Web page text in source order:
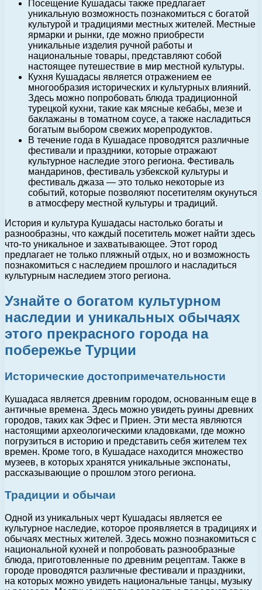
Посещение Кушадасы также предлагает
уникальную возможность познакомиться с богатой
культурой и традициями местных жителей. Местные
ярмарки и рынки, где можно приобрести
уникальные изделия ручной работы и
национальные товары, представляют собой
настоящее путешествие в мир местной культуры.
Кухня Кушадасы является отражением ее
многообразия исторических и культурных влияний.
Здесь можно попробовать блюда традиционной
турецкой кухни, такие как мясные кебабы, мезе и
баклажаны в томатном соусе, а также насладиться
богатым выбором свежих морепродуктов.
В течение года в Кушадасе проводятся различные
фестивали и праздники, которые отражают
культурное наследие этого региона. Фестиваль
мандаринов, фестиваль узбекской культуры и
фестиваль джаза — это только некоторые из
событий, которые позволяют посетителям окунуться
в атмосферу местной культуры и традиций.
История и культура Кушадасы настолько богаты и
разнообразны, что каждый посетитель может найти здесь
что-то уникальное и захватывающее. Этот город
предлагает не только пляжный отдых, но и возможность
познакомиться с наследием прошлого и насладиться
культурным наследием этого региона.
Узнайте о богатом культурном
наследии и уникальных обычаях
этого прекрасного города на
побережье Турции
Исторические достопримечательности
Кушадаса является древним городом, основанным еще в
античные времена. Здесь можно увидеть руины древних
городов, таких как Эфес и Приен. Эти места являются
настоящими археологическими кладовками, где можно
погрузиться в историю и представить себя жителем тех
времен. Кроме того, в Кушадасе находится множество
музеев, в которых хранятся уникальные экспонаты,
рассказывающие о прошлом этого региона.
Традиции и обычаи
Одной из уникальных черт Кушадасы является ее
культурное наследие, которое проявляется в традициях и
обычаях местных жителей. Здесь можно познакомиться с
национальной кухней и попробовать разнообразные
блюда, приготовленные по древним рецептам. Также в
городе проводятся различные фестивали и праздники,
на которых можно увидеть национальные танцы, музыку